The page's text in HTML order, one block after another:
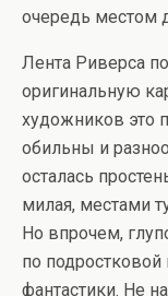
очередь местом
Лента Риверса
оригинальную
художников это
обильны и
осталась
милая, местами
Но впрочем,
по
фантастики. Не